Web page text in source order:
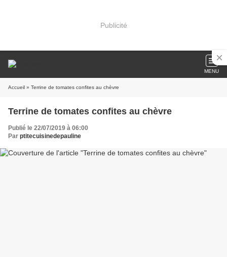
Publicité
MENU
Accueil » Terrine de tomates confites au chèvre
Terrine de tomates confites au chèvre
Publié le 22/07/2019 à 06:00
Par ptitecuisinedepauline